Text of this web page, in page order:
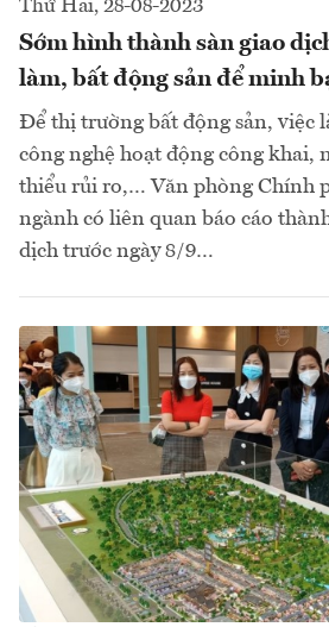
Thứ Hai, 28-08-2023
Sớm hình thành sàn giao
làm, bất động sản để minh
Để thị trường bất động sản, việc
công nghệ hoạt động công khai,
thiểu rủi ro,… Văn phòng Chính
ngành có liên quan báo cáo
dịch trước ngày 8/9…